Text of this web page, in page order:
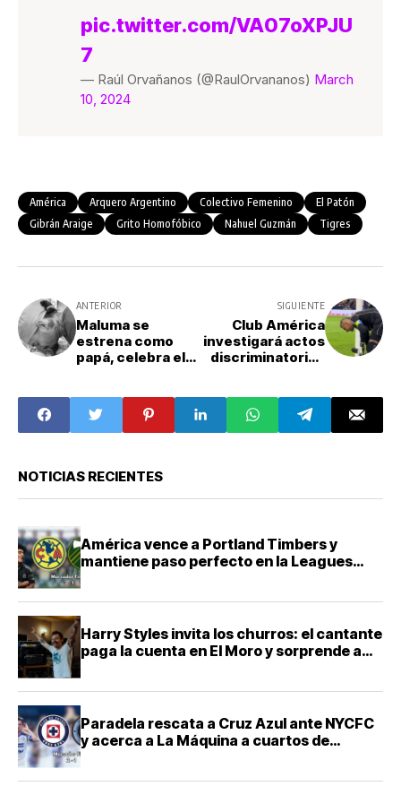
pic.twitter.com/VA07oXPJU
7
— Raúl Orvañanos (@RaulOrvananos) March
10, 2024
América Arquero Argentino Colectivo Femenino
El Patón
Gibrán Araige
Grito Homofóbico Nahuel Guzmán Tigres
ANTERIOR
Maluma se
estrena como
papá, celebra el
SIGUIENTE
Club América
investigará actos
discriminatorios
Estadio Azteca
NOTICIAS RECIENTES
América vence a Portland Timbers y
mantiene paso perfecto en la Leagues
Harry Styles invita los churros: el cantante
paga la cuenta en El Moro y sorprende a
Paradela rescata a Cruz Azul ante NYCFC
y acerca a La Máquina a cuartos de